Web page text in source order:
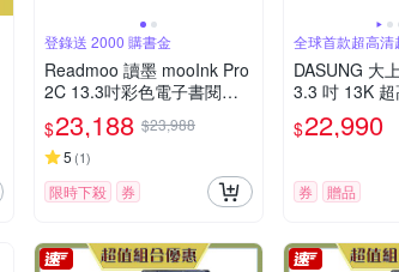
登錄送 2000 購書金
Readmoo 讀墨 mooInk Pro
2C 13.3吋彩色電子書閱讀
器平板
$23,188 $23,988
5 (1)
限時下殺 券
全球首款超高清
示器
DASUNG 大
3.3 吋 13K
紙顯示器
$22,990
券 贈品